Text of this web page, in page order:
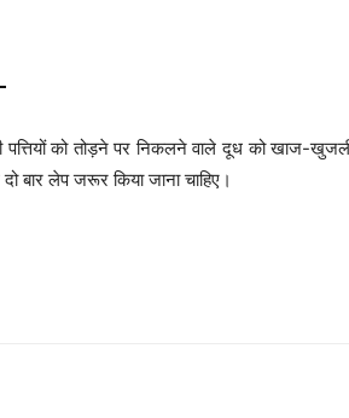
पत्तियों को तोड़ने पर निकलने वाले दूध को खाज-
बार लेप जरूर किया जाना चाहिए।